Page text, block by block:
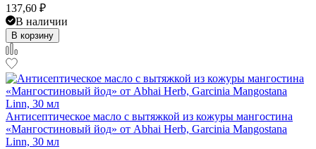
137,60 ₽
В наличии
В корзину
Антисептическое масло с вытяжкой из кожуры мангостина
«Мангостиновый йод» от Abhai Herb, Garcinia Mangostana
Linn, 30 мл